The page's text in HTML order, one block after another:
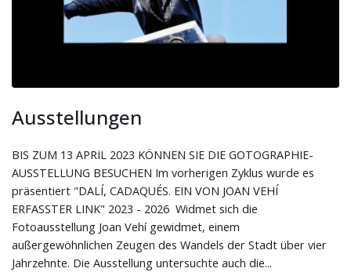
Ausstellungen
BIS ZUM 13 APRIL 2023 KÖNNEN SIE DIE GOTOGRAPHIE-
AUSSTELLUNG BESUCHEN Im vorherigen Zyklus wurde es
präsentiert "DALÍ, CADAQUÉS. EIN VON JOAN VEHÍ
ERFASSTER LINK" 2023 - 2026 Widmet sich die
Fotoausstellung Joan Vehí gewidmet, einem
außergewöhnlichen Zeugen des Wandels der Stadt über vier
Jahrzehnte. Die Ausstellung untersuchte auch die...